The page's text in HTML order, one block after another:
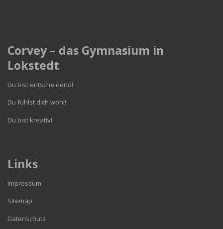
Corvey – das Gymnasium in
Lokstedt
Du bist entscheidend!
Du fühlst dich wohl!
Du bist kreativ!
Links
Impressum
Sitemap
Datenschutz